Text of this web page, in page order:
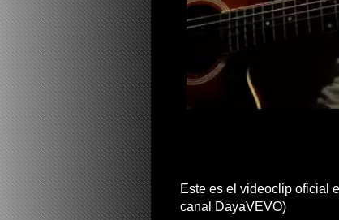
Este es el videoclip oficial
canal DayaVEVO)